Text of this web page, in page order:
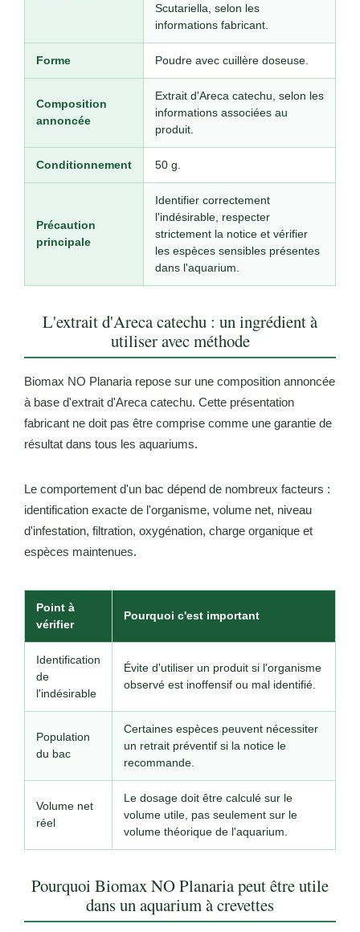
Scutariella, selon les
informations fabricant.
Forme Poudre avec cuillère doseuse.
Composition
annoncée
Extrait d'Areca catechu, selon les
informations associées au
produit.
Conditionnement 50 g.
Précaution
principale
Identifier correctement
l'indésirable, respecter
strictement la notice et vérifier
les espèces sensibles présentes
dans l'aquarium.
L'extrait d'Areca catechu : un ingrédient à
utiliser avec méthode
Biomax NO Planaria repose sur une composition annoncée
à base d'extrait d'Areca catechu. Cette présentation
fabricant ne doit pas être comprise comme une garantie de
résultat dans tous les aquariums.
Le comportement d'un bac dépend de nombreux facteurs :
identification exacte de l'organisme, volume net, niveau
d'infestation, filtration, oxygénation, charge organique et
espèces maintenues.
Point à
vérifier
Pourquoi c'est important
Identification
de
l'indésirable
Évite d'utiliser un produit si l'organisme
observé est inoffensif ou mal identifié.
Population
du bac
Certaines espèces peuvent nécessiter
un retrait préventif si la notice le
recommande.
Volume net
réel
Le dosage doit être calculé sur le
volume utile, pas seulement sur le
volume théorique de l'aquarium.
Pourquoi Biomax NO Planaria peut être utile
dans un aquarium à crevettes